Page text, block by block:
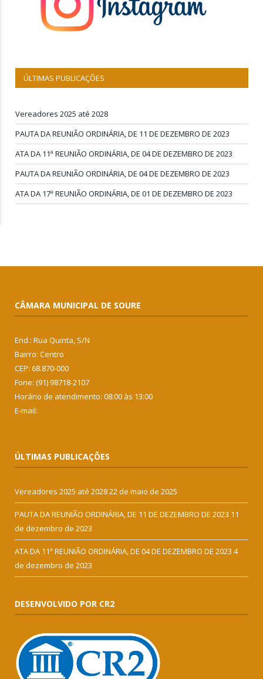
ÚLTIMAS PUBLICAÇÕES
Vereadores 2025 até 2028
PAUTA DA REUNIÃO ORDINÁRIA, DE 11 DE DEZEMBRO DE 2023
ATA DA 11ª REUNIÃO ORDINÁRIA, DE 04 DE DEZEMBRO DE 2023
PAUTA DA REUNIÃO ORDINÁRIA, DE 04 DE DEZEMBRO DE 2023
ATA DA 17ª REUNIÃO ORDINÁRIA, DE 01 DE DEZEMBRO DE 2023
CÂMARA MUNICIPAL DE SOURE
End.: Rua Quinta, S/N
Bairro: Centro
CEP: 68.870-000
Fone: (91) 98718-2107
Horário de atendimento: 08:00 às 13:00
E-mail:
ÚLTIMAS PUBLICAÇÕES
Vereadores 2025 até 202822 de maio de 2025
PAUTA DA REUNIÃO ORDINÁRIA, DE 11 DE DEZEMBRO DE 2023 11
de dezembro de 2023
ATA DA 11ª REUNIÃO ORDINÁRIA, DE 04 DE DEZEMBRO DE 2023 4
de dezembro de 2023
DESENVOLVIDO POR CR2